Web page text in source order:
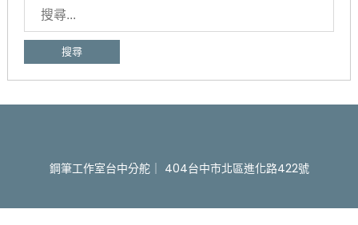
關
鋼筆工作室台中分舵｜ 404台中市北區進化路422號